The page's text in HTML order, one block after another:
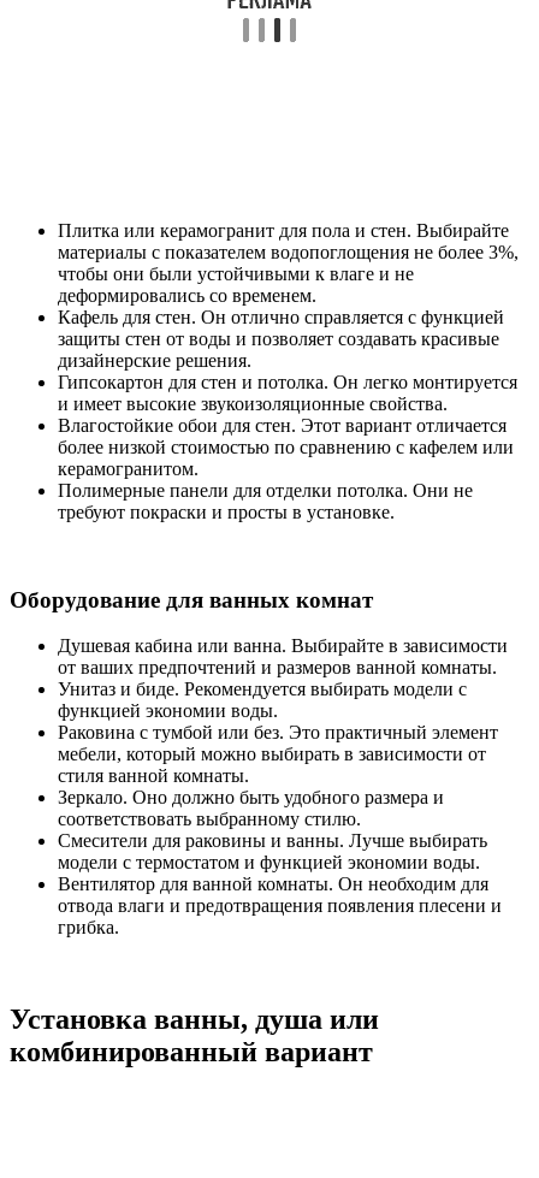
Плитка или керамогранит для пола и стен. Выбирайте
материалы с показателем водопоглощения не более 3%,
чтобы они были устойчивыми к влаге и не
деформировались со временем.
Кафель для стен. Он отлично справляется с функцией
защиты стен от воды и позволяет создавать красивые
дизайнерские решения.
Гипсокартон для стен и потолка. Он легко монтируется
и имеет высокие звукоизоляционные свойства.
Влагостойкие обои для стен. Этот вариант отличается
более низкой стоимостью по сравнению с кафелем или
керамогранитом.
Полимерные панели для отделки потолка. Они не
требуют покраски и просты в установке.
Оборудование для ванных комнат
Душевая кабина или ванна. Выбирайте в зависимости
от ваших предпочтений и размеров ванной комнаты.
Унитаз и биде. Рекомендуется выбирать модели с
функцией экономии воды.
Раковина с тумбой или без. Это практичный элемент
мебели, который можно выбирать в зависимости от
стиля ванной комнаты.
Зеркало. Оно должно быть удобного размера и
соответствовать выбранному стилю.
Смесители для раковины и ванны. Лучше выбирать
модели с термостатом и функцией экономии воды.
Вентилятор для ванной комнаты. Он необходим для
отвода влаги и предотвращения появления плесени и
грибка.
Установка ванны, душа или
комбинированный вариант